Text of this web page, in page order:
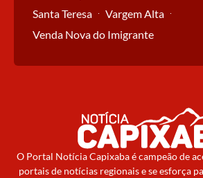
Santa Teresa
Vargem Alta
Venda Nova do Imigrante
O Portal Notícia Capixaba é campeão de
portais de notícias regionais e se esforça